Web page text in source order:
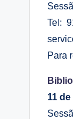
Tel:
Para
11